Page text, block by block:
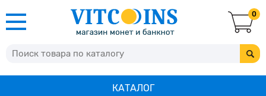
0
КАТАЛОГ